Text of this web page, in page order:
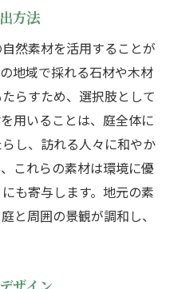
方法
然素材を活用することが
地域で採れる石材や木材
らすため、選択肢として
用いることは、庭全体に
し、訪れる人々に和やか
これらの素材は環境に優
も寄与します。地元の素
と周囲の景観が調和し、